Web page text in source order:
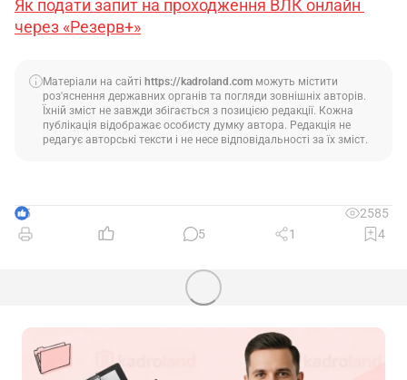
Як подати запит на проходження ВЛК онлайн
через «Резерв+»
Матеріали на сайті https://kadroland.com можуть містити
роз'яснення державних органів та погляди зовнішніх авторів.
Їхній зміст не завжди збігається з позицією редакції. Кожна
публікація відображає особисту думку автора. Редакція не
редагує авторські тексти і не несе відповідальності за їх зміст.
5
2585
5
1 4